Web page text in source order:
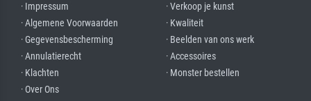
· Impressum
· Algemene Voorwaarden
· Gegevensbescherming
· Annulatierecht
· Klachten
· Over Ons
· Verkoop je kunst
· Kwaliteit
· Beelden van ons werk
· Accessoires
· Monster bestellen